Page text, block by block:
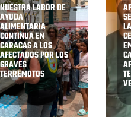
NUESTRA LABOR DE
AYUDA
ALIMENTARIA
CONTINUA EN
CARACAS A LOS
AFECTADOS POR LOS
GRAVES
TERREMOTOS